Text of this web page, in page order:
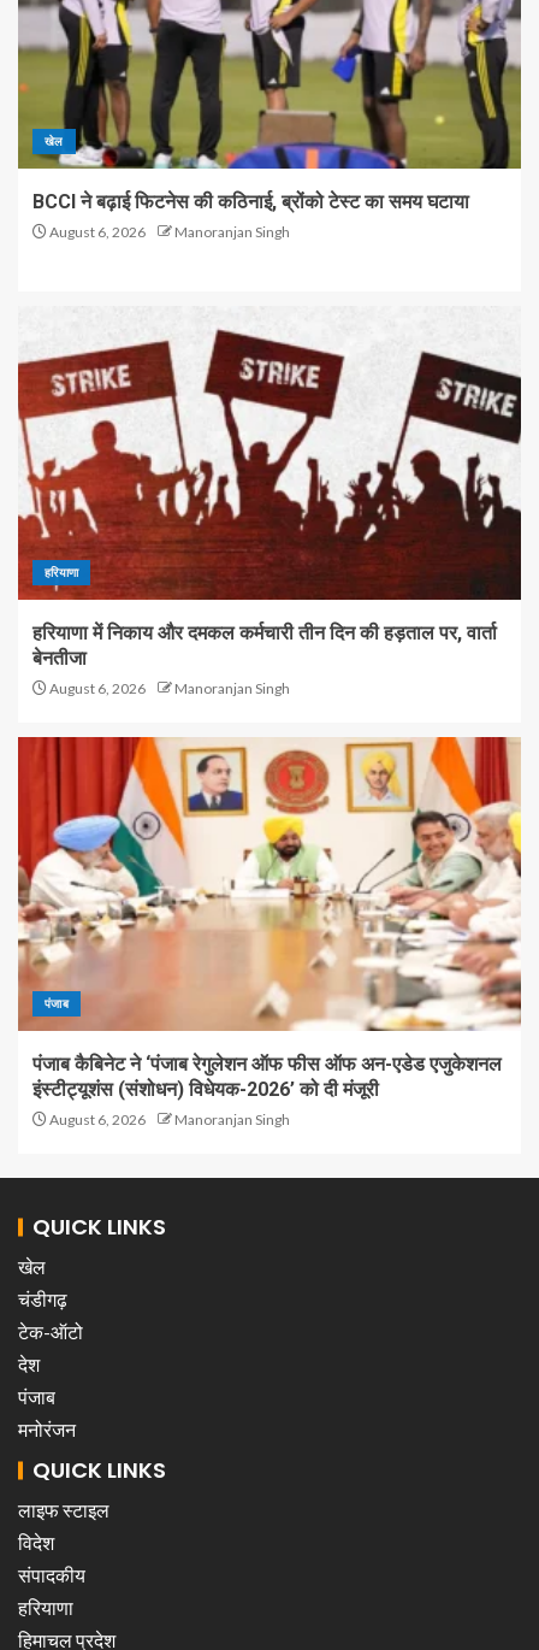
खेल
BCCI ने बढ़ाई फिटनेस की कठिनाई, ब्रोंको टेस्ट का समय घटाया
August 6, 2026 Manoranjan Singh
हरियाणा
हरियाणा में निकाय और दमकल कर्मचारी तीन दिन की हड़ताल पर, वार्ता
बेनतीजा
August 6, 2026 Manoranjan Singh
पंजाब
पंजाब कैबिनेट ने ‘पंजाब रेगुलेशन ऑफ फीस ऑफ अन-एडेड एजुकेशनल
इंस्टीट्यूशंस (संशोधन) विधेयक-2026’ को दी मंजूरी
August 6, 2026 Manoranjan Singh
QUICK LINKS
खेल
चंडीगढ़
टेक-ऑटो
देश
पंजाब
मनोरंजन
QUICK LINKS
लाइफ स्टाइल
विदेश
संपादकीय
हरियाणा
हिमाचल प्रदेश